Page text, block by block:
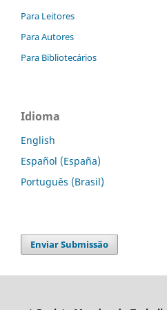
Para Leitores
Para Autores
Para Bibliotecários
Idioma
English
Español (España)
Português (Brasil)
Enviar Submissão